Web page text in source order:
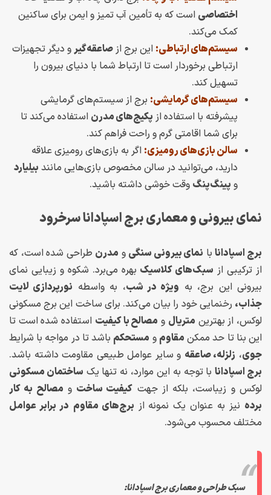
اختصاصی است که به تأمین آب تمیز و ایمن برای ساکنین
کمک می‌کند.
سیستم‌های ارتباطی: این برج ازصاعقه‌گیرو دیگر تجهیزات
ارتباطی برخوردار است تا ارتباط شما با دنیای بیرون را
تسهیل کند.
سیستم‌های گرمایشی: برج از سیستم‌های گرمایشی
پیشرفته با استفاده از پکیج‌های مدرن استفاده می‌کند تا
برای شما اقامتی گرم و راحت فراهم کند.
سالن بازی‌های رومیزی: اگر به بازی‌های رومیزی علاقه
دارید، می‌توانید در سالن مخصوص بازی‌هایی مانند بیلیارد
و پینگ‌پنگ وقت خوشی داشته باشید.
نمای بیرونی و معماری برج اسپادانا سرخرود
برج اسپادانابا نمای بیرونی سنگی و مدرن طراحی شده است، که
از ترکیبی از سبک‌های کلاسیک بهره می‌برد. شکوه و زیبایی نمای
بیرونی این برج، به ویژه در شب، به واسطه نورپردازی لایت
جذاب، رخنمایی خود را بیان می‌کند. برای ساخت این برج مسکونی
لوکس، از بهترین متریال و مصالح با کیفیت استفاده شده است تا
این بنا تا حد ممکن مقاوم و مستحکم باشد تا در مواجه با شرایط
جوی، زلزله، صاعقه و سایر عوامل طبیعی مقاومت داشته باشد.
برج اسپادانابا توجه به این موارد، نه تنها یک ساختمان مسکونی
لوکس و زیباست، بلکه از جهت کیفیت ساخت و مصالح به کار
برده نیز به عنوان یک نمونه از برج‌های مقاوم در برابر عوامل
مختلف محسوب می‌شود.
سبک طراحی و معماری برج اسپادانا: